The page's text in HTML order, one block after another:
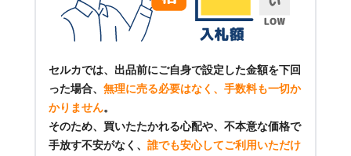
セルカでは、出品前にご自身で設定した金額を下回
った場合、 無理に売る必要はなく、手数料も一切か
かりません。
そのため、買いたたかれる心配や、不本意な価格で
手放す不安がなく、 誰でも安心してご利用いただけ